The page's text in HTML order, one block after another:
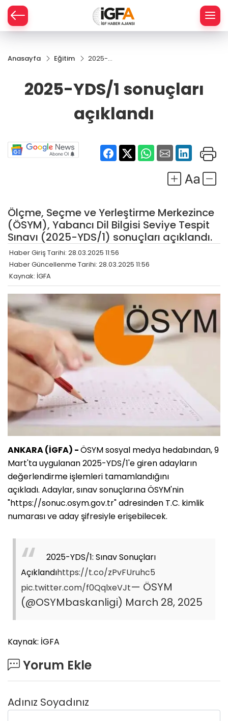
Anasayfa Eğitim
2025-
sonuçları
açıklandı
2025-YDS/1 sonuçları
açıklandı
Ölçme, Seçme ve Yerleştirme Merkezince
(ÖSYM), Yabancı Dil Bilgisi Seviye Tespit
Sınavı (2025-YDS/1) sonuçları açıklandı.
Haber Giriş Tarihi: 28.03.2025 11:56
Haber Güncellenme Tarihi: 28.03.2025 11:56
Kaynak: İGFA
ANKARA (İGFA) -ÖSYM sosyal medya hedabından, 9
Mart'ta uygulanan 2025-YDS/1'e giren adayların
değerlendirme işlemleri tamamlandığını
açıkladı. Adaylar, sınav sonuçlarına ÖSYM'nin
"https://sonuc.osym.gov.tr" adresinden T.C. kimlik
numarası ve aday şifresiyle erişebilecek.
2025-YDS/1: Sınav Sonuçları
Açıklandıhttps://t.co/zPvFUruhc5
pic.twitter.com/f0QqlxeVJt— ÖSYM
(@OSYMbaskanligi) March 28, 2025
Kaynak: İGFA
Yorum Ekle
Adınız Soyadınız